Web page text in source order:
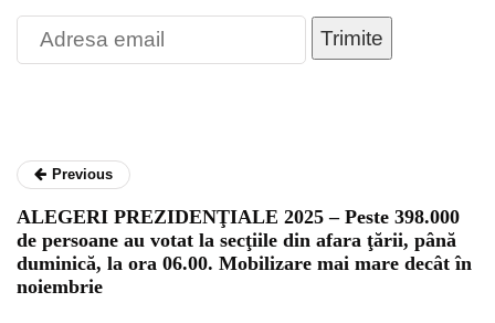
Trimite
Previous
ALEGERI PREZIDENŢIALE 2025 – Peste 398.000
de persoane au votat la secţiile din afara ţării, până
duminică, la ora 06.00. Mobilizare mai mare decât în
noiembrie